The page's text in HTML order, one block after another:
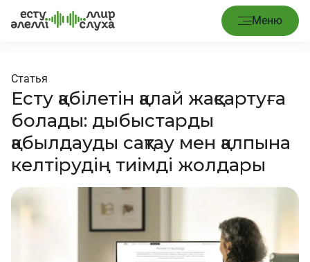
Меню
Статья
Есту қабілетін қалай жақсартуға
болады: дыбыстарды
қабылдауды сақтау мен қалпына
келтірудің тиімді жолдары